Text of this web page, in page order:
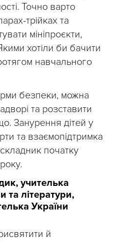
Точно варто
трійках та
мініпроєкти,
хотіли би бачити
навчального
безпеки, можна
та розставити
Занурення дітей у
та взаємопідтримка
початку
учителька
та літератури,
України
й